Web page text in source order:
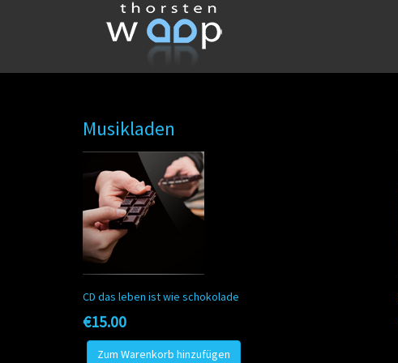
Musikladen
CD das leben ist wie schokolade
€15.00